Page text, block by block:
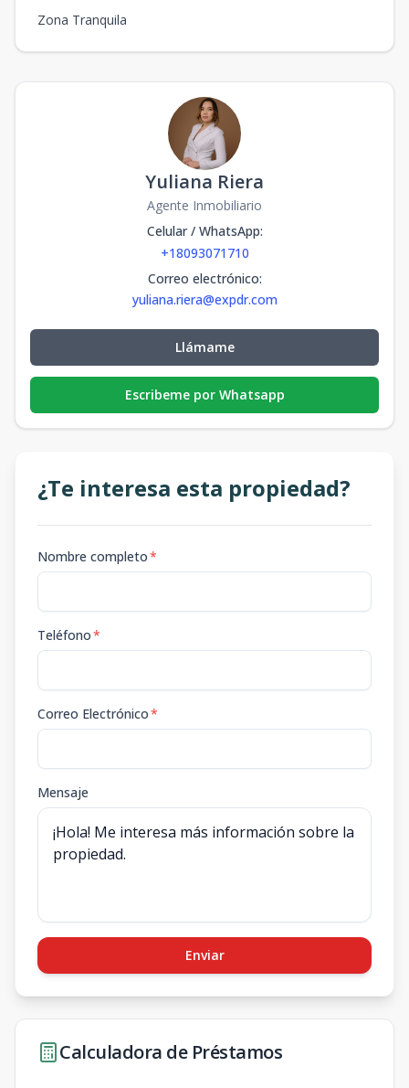
Zona Tranquila
Yuliana Riera
Agente Inmobiliario
Celular / WhatsApp:
+18093071710
Correo electrónico:
yuliana.riera@expdr.com
Llámame
Escribeme por Whatsapp
¿Te interesa esta propiedad?
Nombre completo*
Teléfono*
Correo Electrónico*
Mensaje
Enviar
Calculadora de Préstamos